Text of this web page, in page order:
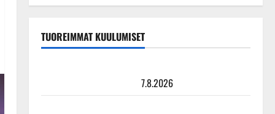
TUOREIMMAT KUULUMISET
7.8.2026